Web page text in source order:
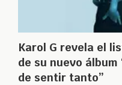
Karol G revela el
de su nuevo
de sentir tanto”